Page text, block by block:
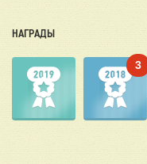
НАГРАДЫ
3